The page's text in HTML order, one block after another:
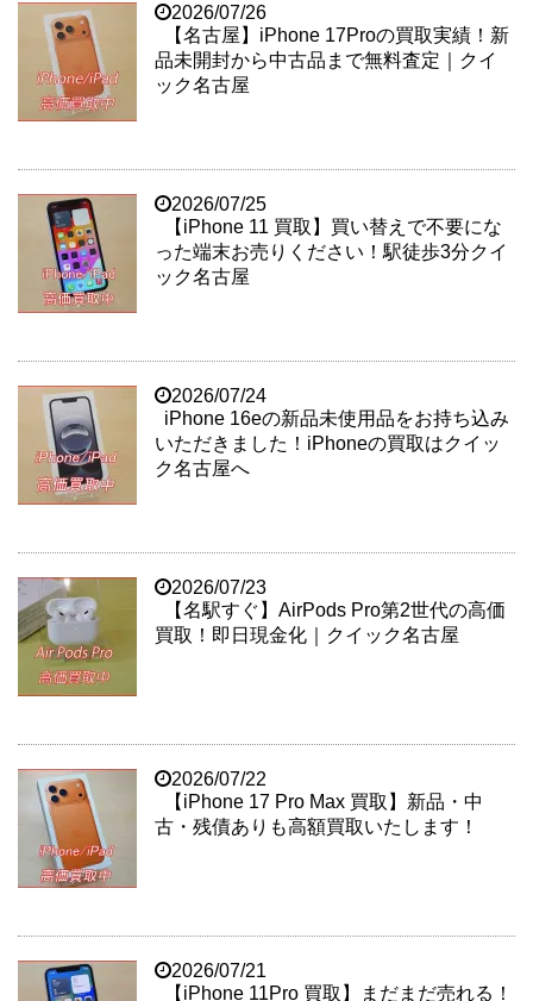
2026/07/26
【名古屋】iPhone 17Proの買取実績！新
品未開封から中古品まで無料査定｜クイ
ック名古屋
2026/07/25
【iPhone 11 買取】買い替えで不要にな
った端末お売りください！駅徒歩3分クイ
ック名古屋
2026/07/24
iPhone 16eの新品未使用品をお持ち込み
いただきました！iPhoneの買取はクイッ
ク名古屋へ
2026/07/23
【名駅すぐ】AirPods Pro第2世代の高価
買取！即日現金化｜クイック名古屋
2026/07/22
【iPhone 17 Pro Max 買取】新品・中
古・残債ありも高額買取いたします！
2026/07/21
【iPhone 11Pro 買取】まだまだ売れる！